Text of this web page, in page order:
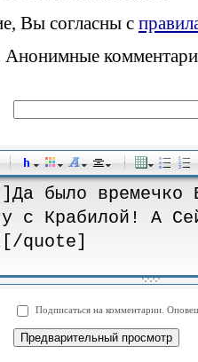
Вы согласны с
-
-
-
-
-
-
-
-
-
-
-
-
-
-
Подписаться на комментарии.